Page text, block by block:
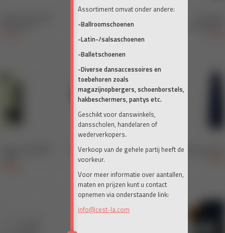
Assortiment omvat onder andere:
-Ballroomschoenen
-Latin-/salsaschoenen
-Balletschoenen
-Diverse dansaccessoires en
toebehoren zoals
magazijnopbergers, schoenborstels,
hakbeschermers, pantys etc.
Geschikt voor danswinkels,
dansscholen, handelaren of
wederverkopers.
Verkoop van de gehele partij heeft de
voorkeur.
Voor meer informatie over aantallen,
maten en prijzen kunt u contact
opnemen via onderstaande link:
info@cest-la.com